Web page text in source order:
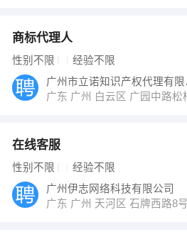
商标代理人
性别不限 经验不限
广
广东 广州 白云区 广园中路
在线客服
性别不限 经验不限
广州伊志网络科技有限公司
广东 广州 天河区 石牌西路8